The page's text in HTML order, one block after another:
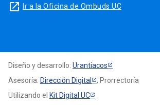
launch Ir a la Oficina de Ombuds UC
Diseño y desarrollo: Urantiacos
Asesoría: Dirección Digital
, Prorrectoría
Utilizando el Kit Digital UC